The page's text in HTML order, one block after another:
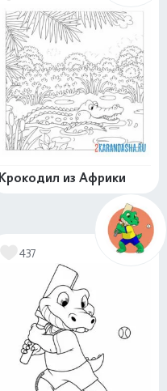
Крокодил из Африки
437